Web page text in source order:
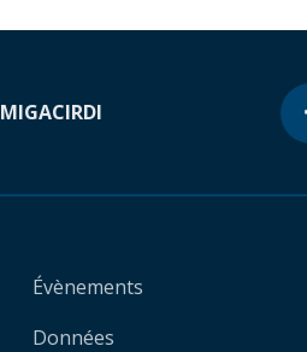
MIGACIRDI
Évènements
Données